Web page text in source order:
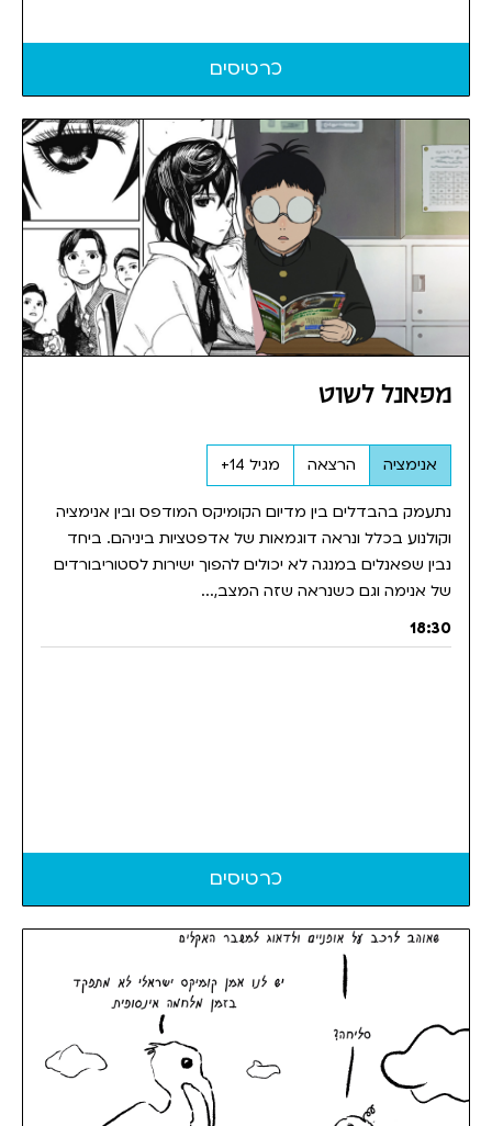
כרטיסים
מפאנל לשוט
אנימציה הרצאה מגיל 14+
נתעמק בהבדלים בין מדיום הקומיקס המודפס ובין אנימציה
וקולנוע בכלל ונראה דוגמאות של אדפטציות ביניהם. ביחד
נבין שפאנלים במנגה לא יכולים להפוך ישירות לסטוריבורדים
של אנימה וגם כשנראה שזה המצב,...
18:30
כרטיסים